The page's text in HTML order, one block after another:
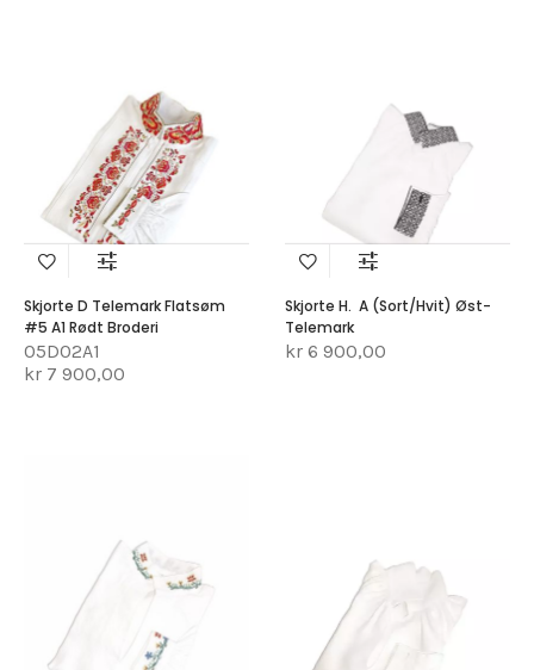
Skjorte D Telemark Flatsøm
#5 A1 Rødt Broderi
05D02A1
kr 7 900,00
Skjorte H. A (sort/hvit) Øst-
Telemark
kr 6 900,00